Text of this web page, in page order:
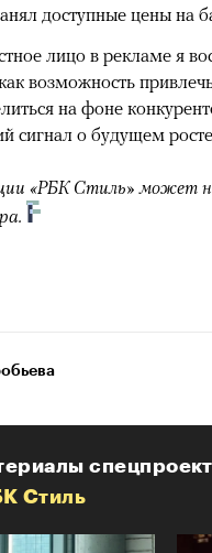
доступные цены на
лицо в рекламе я
возможность
на фоне
сигнал о будущем
«РБК Стиль» может
Стиль